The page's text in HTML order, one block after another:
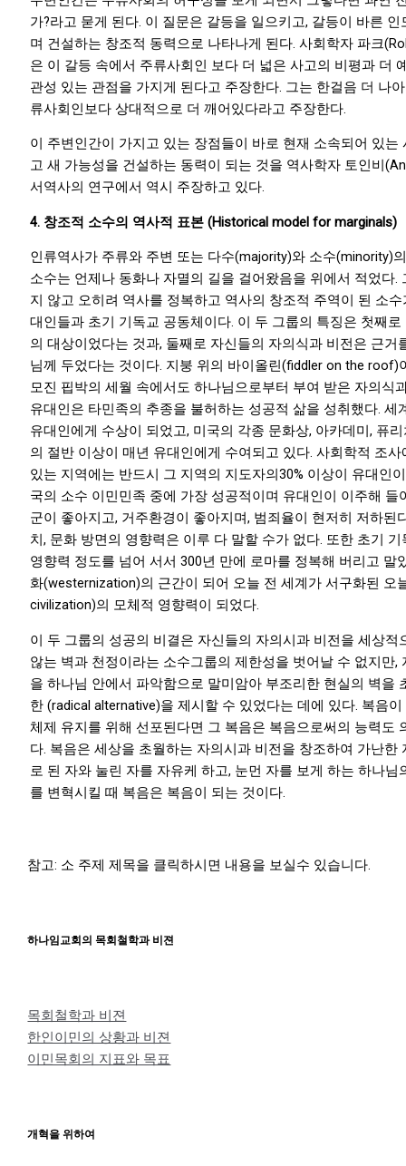
가?라고 묻게 된다. 이 질문은 갈등을 일으키고, 갈등이 바른
며 건설하는 창조적 동력으로 나타나게 된다. 사회학자 파크
은 이 갈등 속에서 주류사회인 보다 더 넓은 사고의 비평과 더
관성 있는 관점을 가지게 된다고 주장한다. 그는 한걸음 더 나
류사회인보다 상대적으로 더 깨어있다라고 주장한다.
이 주변인간이 가지고 있는 장점들이 바로 현재 소속되어 있는
고 새 가능성을 건설하는 동력이 되는 것을 역사학자 토인비
서역사의 연구에서 역시 주장하고 있다.
4. 창조적 소수의 역사적 표본 (Historical model for marginals)
인류역사가 주류와 주변 또는 다수(majority)와 소수(minority)
소수는 언제나 동화나 자멸의 길을 걸어왔음을 위에서 적었다.
지 않고 오히려 역사를 정복하고 역사의 창조적 주역이 된 소
대인들과 초기 기독교 공동체이다. 이 두 그룹의 특징은 첫째
의 대상이었다는 것과, 둘째로 자신들의 자의식과 비전은 근거
님께 두었다는 것이다. 지붕 위의 바이올린(fiddler on the roof)
모진 핍박의 세월 속에서도 하나님으로부터 부여 받은 자의식
유대인은 타민족의 추종을 불허하는 성공적 삶을 성취했다. 세
유대인에게 수상이 되었고, 미국의 각종 문화상, 아카데미, 퓨
의 절반 이상이 매년 유대인에게 수여되고 있다. 사회학적 조
있는 지역에는 반드시 그 지역의 지도자의30% 이상이 유대인
국의 소수 이민민족 중에 가장 성공적이며 유대인이 이주해 들
군이 좋아지고, 거주환경이 좋아지며, 범죄율이 현저히 저하된
치, 문화 방면의 영향력은 이루 다 말할 수가 없다. 또한 초기
영향력 정도를 넘어 서서 300년 만에 로마를 정복해 버리고 말
화(westernization)의 근간이 되어 오늘 전 세계가 서구화된 오
civilization)의 모체적 영향력이 되었다.
이 두 그룹의 성공의 비결은 자신들의 자의시과 비전을 세상적
않는 벽과 천정이라는 소수그룹의 제한성을 벗어날 수 없지만,
을 하나님 안에서 파악함으로 말미암아 부조리한 현실의 벽을
한 (radical alternative)을 제시할 수 있었다는 데에 있다. 복음
체제 유지를 위해 선포된다면 그 복음은 복음으로써의 능력도
다. 복음은 세상을 초월하는 자의시과 비전을 창조하여 가난한
로 된 자와 눌린 자를 자유케 하고, 눈먼 자를 보게 하는 하나님
를 변혁시킬 때 복음은 복음이 되는 것이다.
참고: 소 주제 제목을 클릭하시면 내용을 보실수 있습니다.
하나임교회의 목회철학과 비젼
목회철학과 비젼
한인이민의 상황과 비젼
이민목회의 지표와 목표
개혁을 위하여